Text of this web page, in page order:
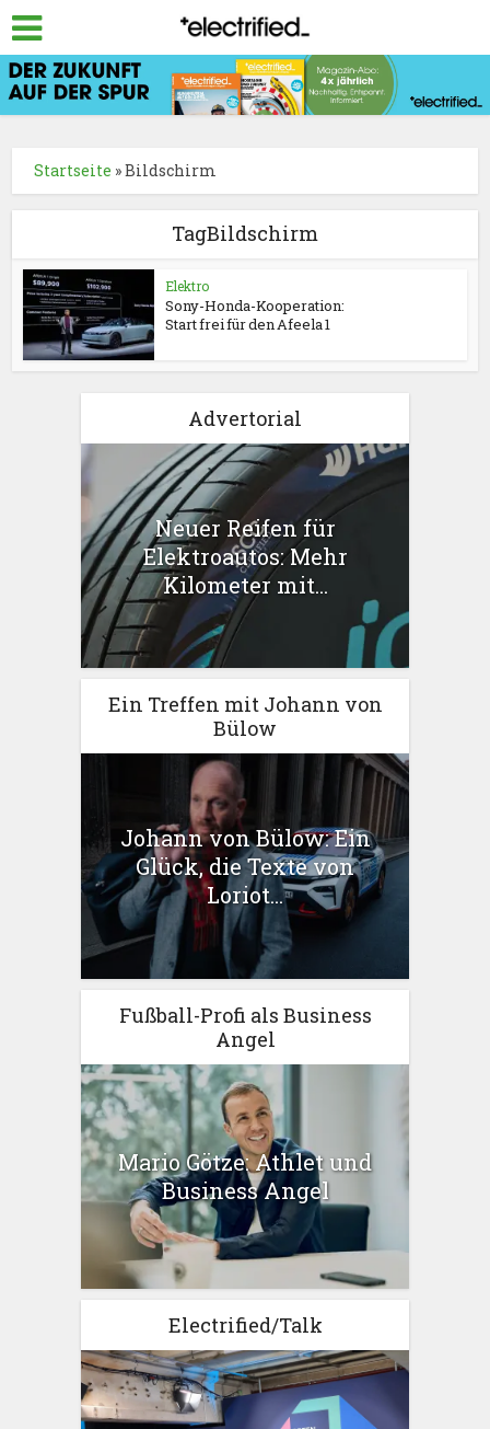
Startseite »Bildschirm
TagBildschirm
Elektro
Sony-Honda-Kooperation:
Start frei für den Afeela 1
Advertorial
Neuer Reifen für
Elektroautos: Mehr
Kilometer mit...
Ein Treffen mit Johann von
Bülow
Johann von Bülow: Ein
Glück, die Texte von
Loriot...
Fußball-Profi als Business
Angel
Mario Götze: Athlet und
Business Angel
Electrified/Talk